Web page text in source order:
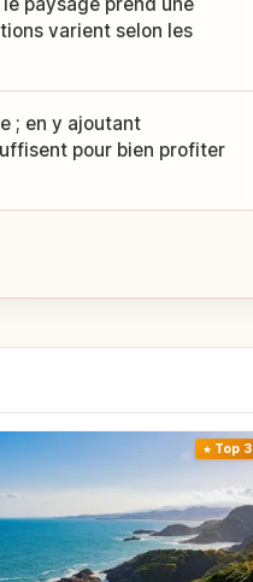
paysage prend une
varient selon les
; en y ajoutant
pour bien profiter
Top 3